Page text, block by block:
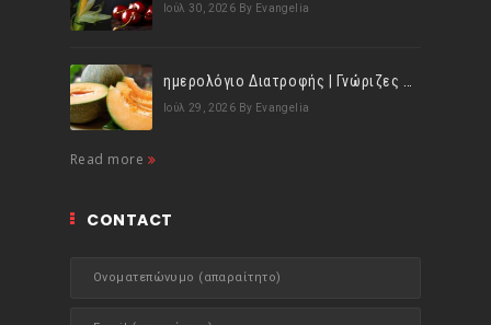
Ιούλ 30, 2026 By Evangelia
ημερολόγιο Διατροφής | Γνώριζες ότι, το πεπόνι περιέχει πολλές βιταμίνες;
Ιούλ 29, 2026 By Evangelia
Read more
CONTACT